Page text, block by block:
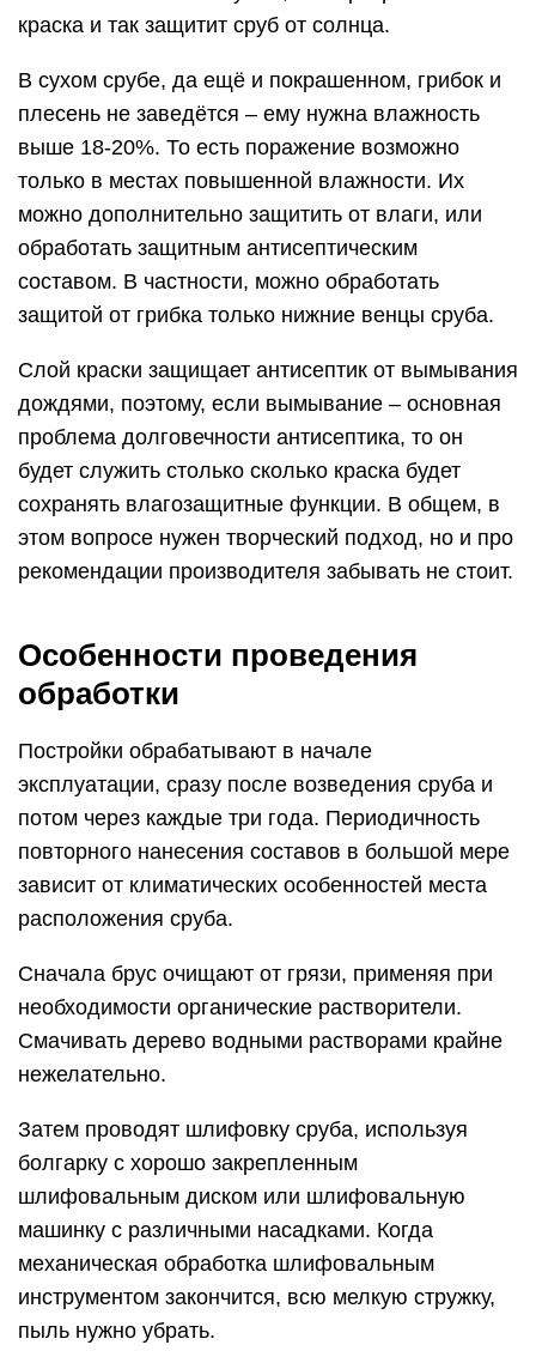
краска и так защитит сруб от солнца.
В сухом срубе, да ещё и покрашенном, грибок и
плесень не заведётся – ему нужна влажность
выше 18-20%. То есть поражение возможно
только в местах повышенной влажности. Их
можно дополнительно защитить от влаги, или
обработать защитным антисептическим
составом. В частности, можно обработать
защитой от грибка только нижние венцы сруба.
Слой краски защищает антисептик от вымывания
дождями, поэтому, если вымывание – основная
проблема долговечности антисептика, то он
будет служить столько сколько краска будет
сохранять влагозащитные функции. В общем, в
этом вопросе нужен творческий подход, но и про
рекомендации производителя забывать не стоит.
Особенности проведения
обработки
Постройки обрабатывают в начале
эксплуатации, сразу после возведения сруба и
потом через каждые три года. Периодичность
повторного нанесения составов в большой мере
зависит от климатических особенностей места
расположения сруба.
Сначала брус очищают от грязи, применяя при
необходимости органические растворители.
Смачивать дерево водными растворами крайне
нежелательно.
Затем проводят шлифовку сруба, используя
болгарку с хорошо закрепленным
шлифовальным диском или шлифовальную
машинку с различными насадками. Когда
механическая обработка шлифовальным
инструментом закончится, всю мелкую стружку,
пыль нужно убрать.